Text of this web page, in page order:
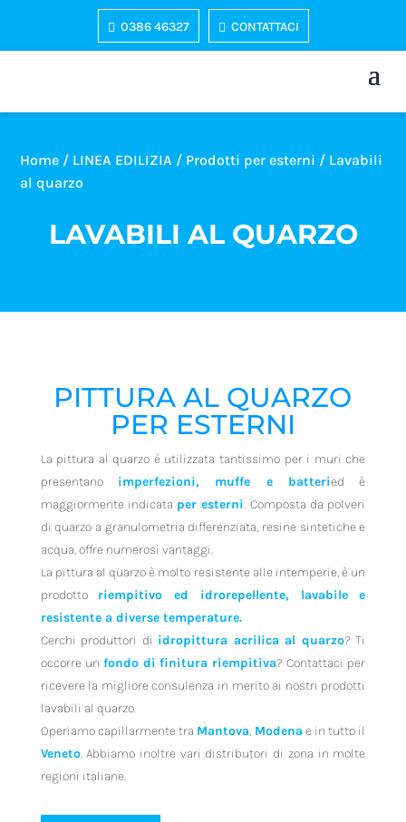
0386 46327 CONTATTACI
Home / LINEA EDILIZIA / Prodotti per esterni / Lavabili
al quarzo
LAVABILI AL QUARZO
PITTURA AL QUARZO
PER ESTERNI
La pittura al quarzo è utilizzata tantissimo per i muri che
presentano imperfezioni, muffe e batteried è
maggiormente indicata per esterni. Composta da polveri
di quarzo a granulometria differenziata, resine sintetiche e
acqua, offre numerosi vantaggi.
La pittura al quarzo è molto resistente alle intemperie, è un
prodotto riempitivo ed idrorepellente, lavabile e
resistente a diverse temperature.
Cerchi produttori di idropittura acrilica al quarzo? Ti
occorre un fondo di finitura riempitiva? Contattaci per
ricevere la migliore consulenza in merito ai nostri prodotti
lavabili al quarzo.
Operiamo capillarmente tra Mantova, Modena e in tutto il
Veneto. Abbiamo inoltre vari distributori di zona in molte
regioni italiane.